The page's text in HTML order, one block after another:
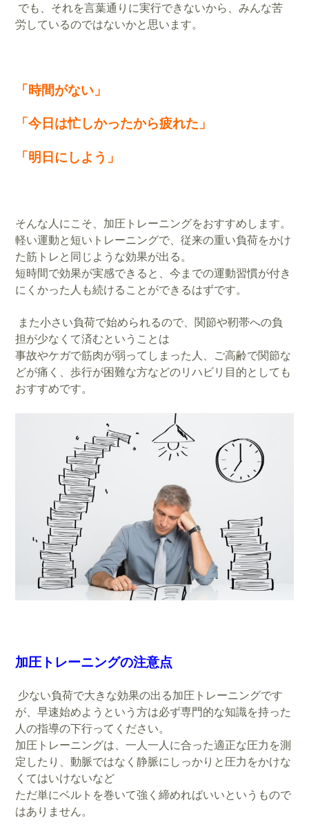
でも、それを言葉通りに実行できないから、みんな苦
労しているのではないかと思います。
「時間がない」
「今日は忙しかったから疲れた」
「明日にしよう」
そんな人にこそ、加圧トレーニングをおすすめします。
軽い運動と短いトレーニングで、従来の重い負荷をかけ
た筋トレと同じような効果が出る。
短時間で効果が実感できると、今までの運動習慣が付き
にくかった人も続けることができるはずです。
また小さい負荷で始められるので、関節や靭帯への負
担が少なくて済むということは
事故やケガで筋肉が弱ってしまった人、ご高齢で関節な
どが痛く、歩行が困難な方などのリハビリ目的としても
おすすめです。
加圧トレーニングの注意点
少ない負荷で大きな効果の出る加圧トレーニングです
が、早速始めようという方は必ず専門的な知識を持った
人の指導の下行ってください。
加圧トレーニングは、一人一人に合った適正な圧力を測
定したり、動脈ではなく静脈にしっかりと圧力をかけな
くてはいけないなど
ただ単にベルトを巻いて強く締めればいいというもので
はありません。